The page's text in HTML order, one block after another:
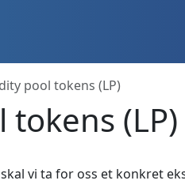
pool tokens (LP)
(LP)
vi ta for oss et konkret